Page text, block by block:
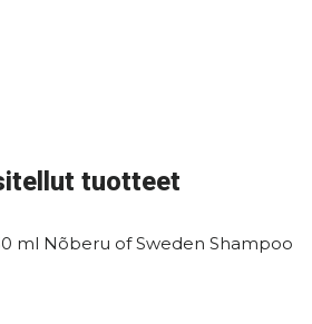
tuotteet